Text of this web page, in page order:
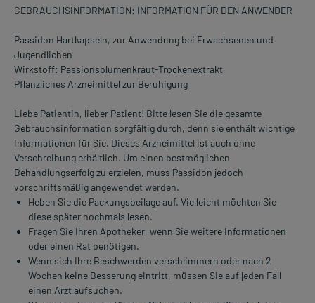
GEBRAUCHSINFORMATION: INFORMATION FÜR DEN ANWENDER
Passidon Hartkapseln, zur Anwendung bei Erwachsenen und
Jugendlichen
Wirkstoff: Passionsblumenkraut-Trockenextrakt
Pflanzliches Arzneimittel zur Beruhigung
Liebe Patientin, lieber Patient! Bitte lesen Sie die gesamte
Gebrauchsinformation sorgfältig durch, denn sie enthält wichtige
Informationen für Sie. Dieses Arzneimittel ist auch ohne
Verschreibung erhältlich. Um einen bestmöglichen
Behandlungserfolg zu erzielen, muss Passidon jedoch
vorschriftsmäßig angewendet werden.
Heben Sie die Packungsbeilage auf. Vielleicht möchten Sie
diese später nochmals lesen.
Fragen Sie Ihren Apotheker, wenn Sie weitere Informationen
oder einen Rat benötigen.
Wenn sich Ihre Beschwerden verschlimmern oder nach 2
Wochen keine Besserung eintritt, müssen Sie auf jeden Fall
einen Arzt aufsuchen.